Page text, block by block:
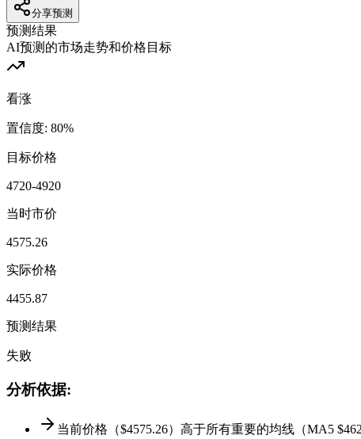
分享预测
预测结果
AI预测的市场走势和价格目标
看涨
置信度: 80%
目标价格
4720-4920
当时市价
4575.26
实际价格
4455.87
预测结果
失败
分析依据:
当前价格（$4575.26）高于所有重要的均线（MA5